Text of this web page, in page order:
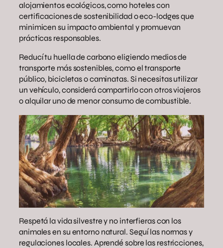
alojamientos ecológicos, como hoteles con
certificaciones de sostenibilidad o eco-lodges que
minimicen su impacto ambiental y promuevan
prácticas responsables.
Reducí tu huella de carbono eligiendo medios de
transporte más sostenibles, como el transporte
público, bicicletas o caminatas. Si necesitas utilizar
un vehículo, considerá compartirlo con otros viajeros
o alquilar uno de menor consumo de combustible.
Respetá la vida silvestre y no interfieras con los
animales en su entorno natural. Seguí las normas y
regulaciones locales. Aprendé sobre las restricciones,